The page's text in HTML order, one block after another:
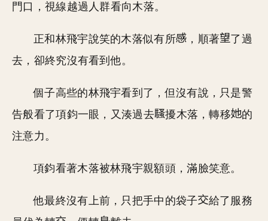
門口，視線越過人群看向木落。
正和林飛宇說笑的木落似有所 ，順著
了過
去，卻終究沒有看到他。
個子高些的林飛宇看到了，但沒有說，只是警
告般看了項鈞一眼，又湊過去
擾木落，轉移
的
注意力。
項鈞看著木落被林飛宇親額頭，滿臉笑意。
他最終沒有上前，只把手中的袋子
給了服務